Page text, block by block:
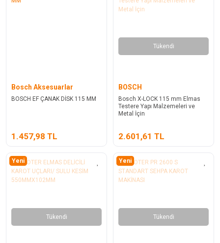
Bosch Aksesuarlar
BOSCH EF ÇANAK DİSK 115 MM
1.457,98 TL
Tükendi
BOSCH
Bosch X-LOCK 115 mm Elmas
Testere Yapı Malzemeleri ve
Metal İçin
2.601,61 TL
Yeni
Tükendi
Yeni
Tükendi